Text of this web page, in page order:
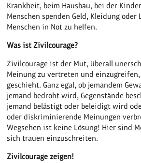
Krankheit, beim Hausbau, bei der
Menschen spenden Geld, Kleidung oder
Menschen in Not zu helfen.
Was ist Zivilcourage?
Zivilcourage ist der Mut, überall
Meinung zu vertreten und
geschieht. Ganz egal, ob jemandem
jemand bedroht wird, Gegenstände
jemand belästigt oder beleidigt wird
oder diskriminierende Meinungen
Wegsehen ist keine Lösung! Hier sind
sich trauen einzuschreiten.
Zivilcourage zeigen!